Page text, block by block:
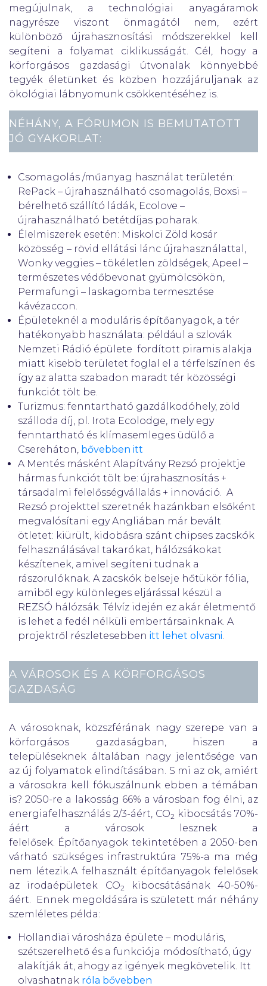
megújulnak, a technológiai anyagáramok
nagyrésze viszont önmagától nem, ezért
különböző újrahasznosítási módszerekkel kell
segíteni a folyamat ciklikusságát. Cél, hogy a
körforgásos gazdasági útvonalak könnyebbé
tegyék életünket és közben hozzájáruljanak az
ökológiai lábnyomunk csökkentéséhez is.
NÉHÁNY, A FÓRUMON IS BEMUTATOTT
JÓ GYAKORLAT:
Csomagolás /műanyag használat területén:
RePack – újrahasználható csomagolás, Boxsi –
bérelhető szállító ládák, Ecolove –
újrahasználható betétdíjas poharak.
Élelmiszerek esetén: Miskolci Zöld kosár
közösség – rövid ellátási lánc újrahasználattal,
Wonky veggies – tökéletlen zöldségek, Apeel –
természetes védőbevonat gyümölcsökön,
Permafungi – laskagomba termesztése
kávézaccon.
Épületeknél a moduláris építőanyagok, a tér
hatékonyabb használata: például a szlovák
Nemzeti Rádió épülete fordított piramis alakja
miatt kisebb területet foglal el a térfelszínen és
így az alatta szabadon maradt tér közösségi
funkciót tölt be.
Turizmus: fenntartható gazdálkodóhely, zöld
szálloda díj, pl. Irota Ecolodge, mely egy
fenntartható és klímasemleges üdülő a
Csereháton, bővebben itt
A Mentés másként Alapítvány Rezsó projektje
hármas funkciót tölt be: újrahasznosítás +
társadalmi felelősségvállalás + innováció. A
Rezsó projekttel szeretnék hazánkban elsőként
megvalósítani egy Angliában már bevált
ötletet: kiürült, kidobásra szánt chipses zacskók
felhasználásával takarókat, hálózsákokat
készítenek, amivel segíteni tudnak a
rászorulóknak. A zacskók belseje hőtükör fólia,
amiből egy különleges eljárással készül a
REZSÓ hálózsák. Télvíz idején ez akár életmentő
is lehet a fedél nélküli embertársainknak. A
projektről részletesebben itt lehet olvasni.
A VÁROSOK ÉS A KÖRFORGÁSOS
GAZDASÁG
A városoknak, közszférának nagy szerepe van a
körforgásos gazdaságban, hiszen a
településeknek általában nagy jelentősége van
az új folyamatok elindításában. S mi az ok, amiért
a városokra kell fókuszálnunk ebben a témában
is? 2050-re a lakosság 66% a városban fog élni, az
energiafelhasználás 2/3-áért, CO2 kibocsátás 70%-
áért a városok lesznek a
felelősek. Építőanyagok tekintetében a 2050-ben
várható szükséges infrastruktúra 75%-a ma még
nem létezik.A felhasznált építőanyagok felelősek
az irodaépületek CO2
kibocsátásának 40-50%-
áért. Ennek megoldására is született már néhány
szemléletes példa:
Hollandiai városháza épülete – moduláris,
szétszerelhető és a funkciója módosítható, úgy
alakítják át, ahogy az igények megkövetelik. Itt
olvashatnak róla bővebben